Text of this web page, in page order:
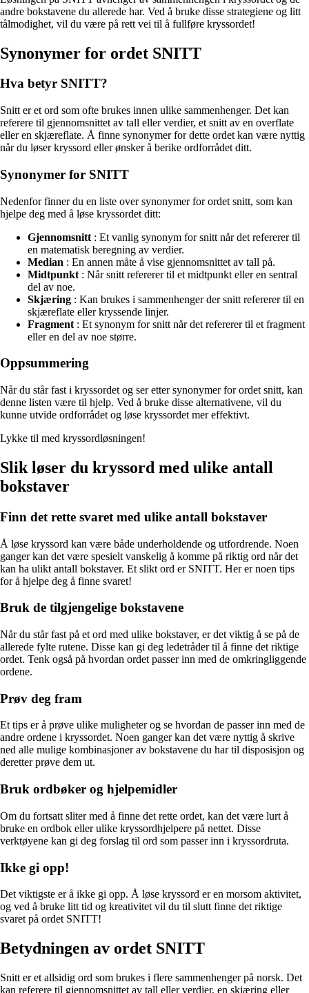
andre bokstavene du allerede har. Ved å bruke disse strategiene og litt
tålmodighet, vil du være på rett vei til å fullføre kryssordet!
Synonymer for ordet SNITT
Hva betyr SNITT?
Snitt er et ord som ofte brukes innen ulike sammenhenger. Det kan
referere til gjennomsnittet av tall eller verdier, et snitt av en overflate
eller en skjæreflate. Å finne synonymer for dette ordet kan være nyttig
når du løser kryssord eller ønsker å berike ordforrådet ditt.
Synonymer for SNITT
Nedenfor finner du en liste over synonymer for ordet snitt, som kan
hjelpe deg med å løse kryssordet ditt:
Gjennomsnitt : Et vanlig synonym for snitt når det refererer til
en matematisk beregning av verdier.
Median : En annen måte å vise gjennomsnittet av tall på.
Midtpunkt : Når snitt refererer til et midtpunkt eller en sentral
del av noe.
Skjæring : Kan brukes i sammenhenger der snitt refererer til en
skjæreflate eller kryssende linjer.
Fragment : Et synonym for snitt når det refererer til et fragment
eller en del av noe større.
Oppsummering
Når du står fast i kryssordet og ser etter synonymer for ordet snitt, kan
denne listen være til hjelp. Ved å bruke disse alternativene, vil du
kunne utvide ordforrådet og løse kryssordet mer effektivt.
Lykke til med kryssordløsningen!
Slik løser du kryssord med ulike antall
bokstaver
Finn det rette svaret med ulike antall bokstaver
Å løse kryssord kan være både underholdende og utfordrende. Noen
ganger kan det være spesielt vanskelig å komme på riktig ord når det
kan ha ulikt antall bokstaver. Et slikt ord er SNITT. Her er noen tips
for å hjelpe deg å finne svaret!
Bruk de tilgjengelige bokstavene
Når du står fast på et ord med ulike bokstaver, er det viktig å se på de
allerede fylte rutene. Disse kan gi deg ledetråder til å finne det riktige
ordet. Tenk også på hvordan ordet passer inn med de omkringliggende
ordene.
Prøv deg fram
Et tips er å prøve ulike muligheter og se hvordan de passer inn med de
andre ordene i kryssordet. Noen ganger kan det være nyttig å skrive
ned alle mulige kombinasjoner av bokstavene du har til disposisjon og
deretter prøve dem ut.
Bruk ordbøker og hjelpemidler
Om du fortsatt sliter med å finne det rette ordet, kan det være lurt å
bruke en ordbok eller ulike kryssordhjelpere på nettet. Disse
verktøyene kan gi deg forslag til ord som passer inn i kryssordruta.
Ikke gi opp!
Det viktigste er å ikke gi opp. Å løse kryssord er en morsom aktivitet,
og ved å bruke litt tid og kreativitet vil du til slutt finne det riktige
svaret på ordet SNITT!
Betydningen av ordet SNITT
Snitt er et allsidig ord som brukes i flere sammenhenger på norsk. Det
kan referere til gjennomsnittet av tall eller verdier, en skjæring eller